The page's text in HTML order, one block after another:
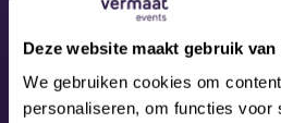
Deze website maakt gebruik van
We gebruiken cookies om
personaliseren, om functies voor
Kamerlingh Onneslaan 24a
3401 MZ IJsselstein
Concepten